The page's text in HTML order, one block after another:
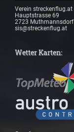
Verein streckenflug.at
Hauptstrasse 69
2723 Muthmannsdorf
sis@streckenflug.at
Wetter Karten: